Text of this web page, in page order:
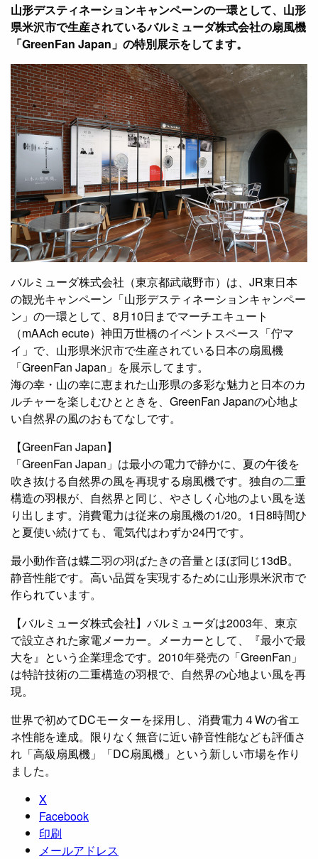
山形デスティネーションキャンペーンの一環として、山形
県米沢市で生産されているバルミューダ株式会社の扇風機
「GreenFan Japan」の特別展示をしてます。
バルミューダ株式会社（東京都武蔵野市）は、JR東日本
の観光キャンペーン「山形デスティネーションキャンペー
ン」の一環として、8月10日までマーチエキュート
（mAAch ecute）神田万世橋のイベントスペース「佇マ
イ」で、山形県米沢市で生産されている日本の扇風機
「GreenFan Japan」を展示してます。
海の幸・山の幸に恵まれた山形県の多彩な魅力と日本のカ
ルチャーを楽しむひとときを、GreenFan Japanの心地よ
い自然界の風のおもてなしです。
【GreenFan Japan】
「GreenFan Japan」は最小の電力で静かに、夏の午後を
吹き抜ける自然界の風を再現する扇風機です。独自の二重
構造の羽根が、自然界と同じ、やさしく心地のよい風を送
り出します。消費電力は従来の扇風機の1/20。1日8時間ひ
と夏使い続けても、電気代はわずか24円です。
最小動作音は蝶二羽の羽ばたきの音量とほぼ同じ13dB。
静音性能です。高い品質を実現するために山形県米沢市で
作られています。
【バルミューダ株式会社】バルミューダは2003年、東京
で設立された家電メーカー。メーカーとして、『最小で最
大を』という企業理念です。2010年発売の「GreenFan」
は特許技術の二重構造の羽根で、自然界の心地よい風を再
現。
世界で初めてDCモーターを採用し、消費電力４Wの省エ
ネ性能を達成。限りなく無音に近い静音性能なども評価さ
れ「高級扇風機」「DC扇風機」という新しい市場を作り
ました。
X
Facebook
印刷
メールアドレス